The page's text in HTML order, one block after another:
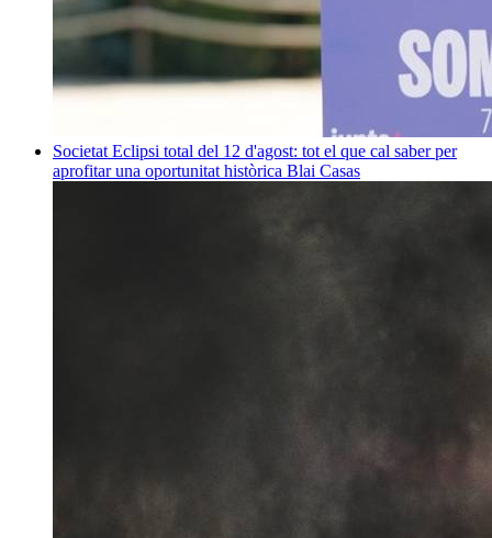
Societat Eclipsi total del 12 d'agost: tot el que cal saber per
aprofitar una oportunitat històrica Blai Casas